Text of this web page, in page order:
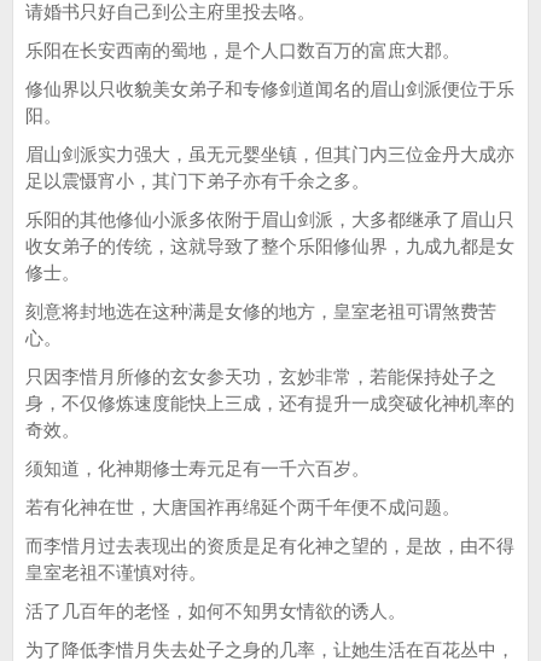
请婚书只好自己到公主府里投去咯。
乐阳在长安西南的蜀地，是个人口数百万的富庶大郡。
修仙界以只收貌美女弟子和专修剑道闻名的眉山剑派便位于乐
阳。
眉山剑派实力强大，虽无元婴坐镇，但其门内三位金丹大成亦
足以震慑宵小，其门下弟子亦有千余之多。
乐阳的其他修仙小派多依附于眉山剑派，大多都继承了眉山只
收女弟子的传统，这就导致了整个乐阳修仙界，九成九都是女
修士。
刻意将封地选在这种满是女修的地方，皇室老祖可谓煞费苦
心。
只因李惜月所修的玄女参天功，玄妙非常，若能保持处子之
身，不仅修炼速度能快上三成，还有提升一成突破化神机率的
奇效。
须知道，化神期修士寿元足有一千六百岁。
若有化神在世，大唐国祚再绵延个两千年便不成问题。
而李惜月过去表现出的资质是足有化神之望的，是故，由不得
皇室老祖不谨慎对待。
活了几百年的老怪，如何不知男女情欲的诱人。
为了降低李惜月失去处子之身的几率，让她生活在百花丛中，